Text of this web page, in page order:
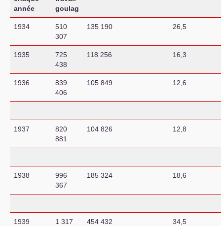
année
goulag
1934
510
307
135 190 26,5
1935
725
438
118 256 16,3
1936
839
406
105 849 12,6
1937
820
881
104 826 12,8
1938
996
367
185 324 18,6
1939 1 317 454 432 34,5